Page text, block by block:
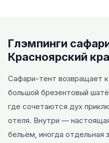
Глэмпинги
Красноярский
Сафари-тент возвращает
большой брезентовый
где сочетаются дух
отеля. Внутри —
бельём, иногда отдельная